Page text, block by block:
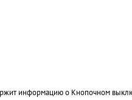
информацию о Кнопочном